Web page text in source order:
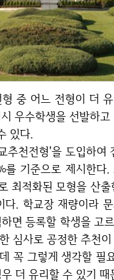
우수학생을 선발하
있다.
기준으로 제시한다
최적화된 모형을 산
. 학교장 재량이라
면 등록할 학생을 고
심사로 공정한 추천
더 유리할 수 있기 때